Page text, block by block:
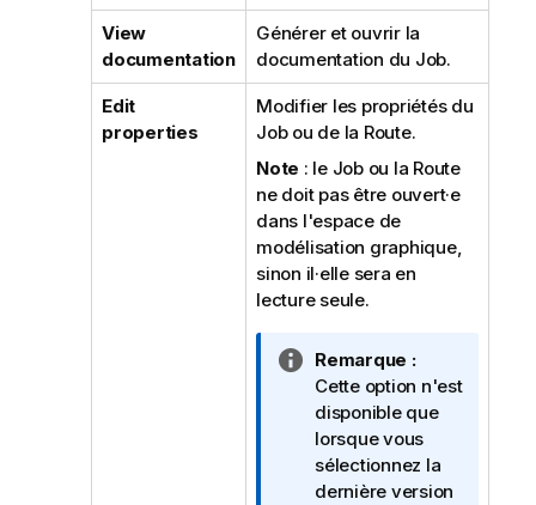
r
m
a
i
o
n
s
View
documentation
Générer et ouvrir la
documentation du Job.
Edit
properties
Modifier les propriétés du
Job ou de la Route.
Note : le Job ou la Route
ne doit pas être ouvert·e
dans l'espace de
modélisation graphique,
sinon il·elle sera en
lecture seule.
N
o
t
e
I
n
Remarque :
Cette option n'est
disponible que
lorsque vous
sélectionnez la
dernière version